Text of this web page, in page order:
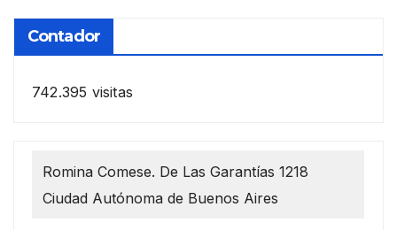
Contador
742.395 visitas
Romina Comese. De Las Garantías 1218
Ciudad Autónoma de Buenos Aires